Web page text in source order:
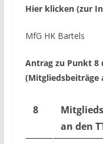
Hier klicken (zur
MfG HK Bartels
Antrag zu Punkt 8
(Mitgliedsbeiträge
8
an den